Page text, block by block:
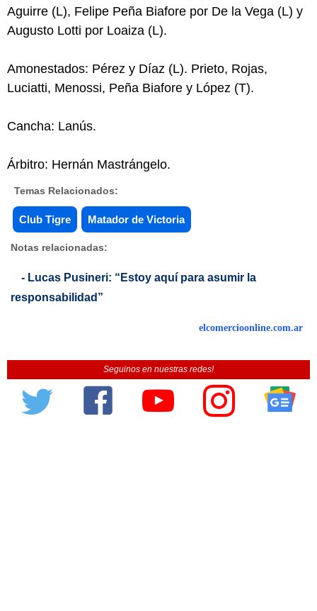
Aguirre (L), Felipe Peña Biafore por De la Vega (L) y
Augusto Lotti por Loaiza (L).
Amonestados: Pérez y Díaz (L). Prieto, Rojas,
Luciatti, Menossi, Peña Biafore y López (T).
Cancha: Lanús.
Árbitro: Hernán Mastrángelo.
Temas Relacionados:
Club Tigre Matador de Victoria
Notas relacionadas:
- Lucas Pusineri: “Estoy aquí para asumir la
responsabilidad”
elcomercioonline.com.ar
Seguinos en nuestras redes!